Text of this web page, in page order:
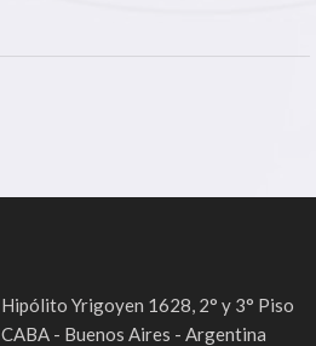
Hipólito Yrigoyen 1628, 2° y 3° Piso
CABA - Buenos Aires - Argentina